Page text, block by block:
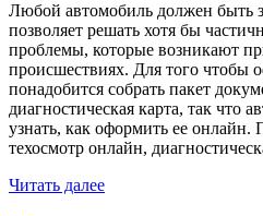
Любой автомобиль должен быть
позволяет решать хотя бы
проблемы, которые возникают
происшествиях. Для того
понадобится собрать пакет
диагностическая карта, так что
узнать, как оформить ее
техосмотр онлайн,
Читать далее